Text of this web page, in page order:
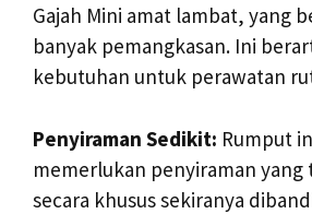
Gajah Mini amat lambat, yang
banyak pemangkasan. Ini
kebutuhan untuk perawatan
Penyiraman Sedikit: Rumput
memerlukan penyiraman yang
secara khusus sekiranya